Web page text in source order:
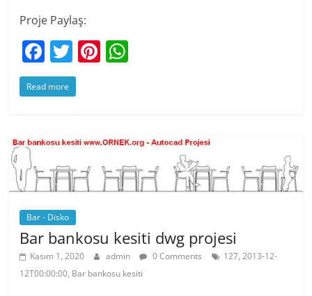
Proje Paylaş:
F
a
c
b
o
o
k
T
w
itt
Pi
st A
p
p
Read more
Bar - Disko
Bar bankosu kesiti dwg projesi
Kasım 1, 2020 admin 0 Comments
127, 2013-12-
12T00:00:00, Bar bankosu kesiti